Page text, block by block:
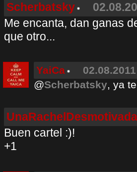
Scherbatsky
Me encanta, dan ganas
que otro...
YaiCa
@Scherbatsky, ya
UnaRachelDesmotivada
Buen cartel :)!
+1